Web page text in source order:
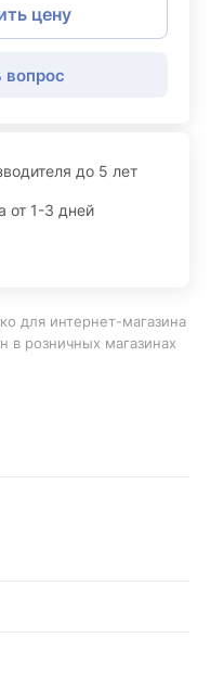
цену
вопрос
до 5 лет
от 1-3 дней
для интернет-магазина
в розничных магазинах